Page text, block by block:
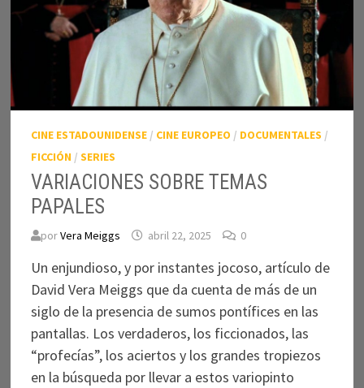
CINE ESTADOUNIDENSE/ CINE EUROPEO / DOCUMENTALES /
FICCIÓN / SERIES
VARIACIONES SOBRE TEMAS
PAPALES
porVera Meiggs abril 22, 2025 0
Un enjundioso, y por instantes jocoso, artículo de
David Vera Meiggs que da cuenta de más de un
siglo de la presencia de sumos pontífices en las
pantallas. Los verdaderos, los ficcionados, las
“profecías”, los aciertos y los grandes tropiezos
en la búsqueda por llevar a estos variopinto